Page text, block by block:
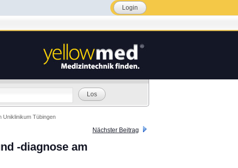
Login
Los
Tübingen
Nächster Beitrag
-diagnose am